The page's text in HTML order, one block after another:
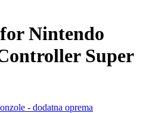
Nintendo
Super
- dodatna oprema